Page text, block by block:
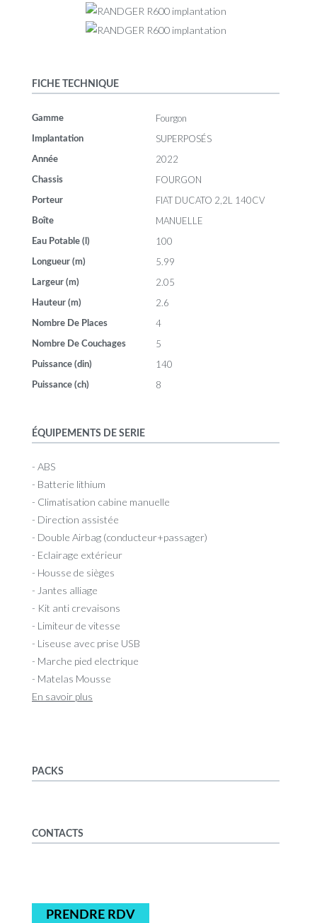
FICHE TECHNIQUE
Gamme Fourgon
Implantation SUPERPOSÉS
Année 2022
Chassis FOURGON
Porteur FIAT DUCATO 2,2L 140CV
Boîte MANUELLE
Eau Potable (l) 100
Longueur (m) 5.99
Largeur (m) 2.05
Hauteur (m) 2.6
Nombre De Places 4
Nombre De Couchages 5
Puissance (din) 140
Puissance (ch) 8
ÉQUIPEMENTS DE SERIE
- ABS
- Batterie lithium
- Climatisation cabine manuelle
- Direction assistée
- Double Airbag (conducteur+passager)
- Eclairage extérieur
- Housse de sièges
- Jantes alliage
- Kit anti crevaisons
- Limiteur de vitesse
- Liseuse avec prise USB
- Marche pied electrique
- Matelas Mousse
En savoir plus
PACKS
CONTACTS
PRENDRE RDV